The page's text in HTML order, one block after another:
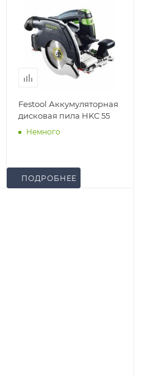
Festool Аккумуляторная
дисковая пила HKC 55
Немного
ПОДРОБНЕЕ